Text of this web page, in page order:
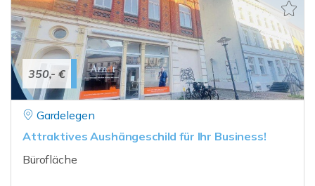
350,- €
Gardelegen
Attraktives Aushängeschild für Ihr Business!
Bürofläche